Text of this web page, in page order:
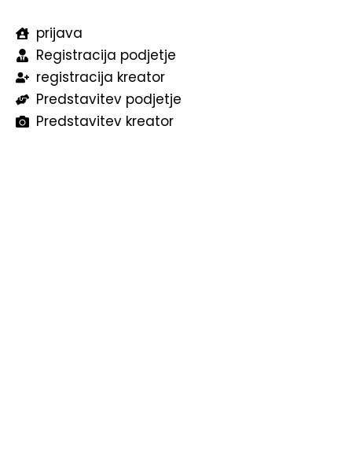
prijava
Registracija podjetje
registracija kreator
Predstavitev podjetje
Predstavitev kreator